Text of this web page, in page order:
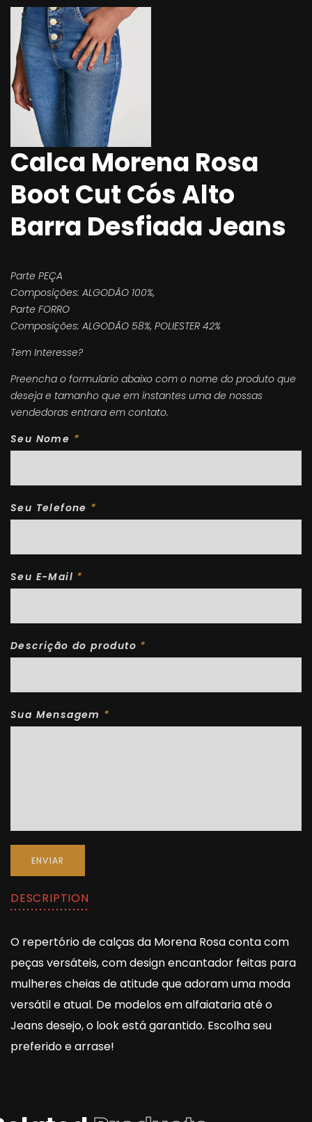
Calca Morena Rosa
Boot Cut Cós Alto
Barra Desfiada Jeans
Parte PEÇA
Composições: ALGODÃO 100%,
Parte FORRO
Composições: ALGODÃO 58%, POLIESTER 42%
Tem Interesse?
Preencha o formulario abaixo com o nome do produto que
deseja e tamanho que em instantes uma de nossas
vendedoras entrara em contato.
Seu Nome *
Seu Telefone *
Seu E-Mail *
Descrição do produto *
Sua Mensagem *
ENVIAR
DESCRIPTION
O repertório de calças da Morena Rosa conta com
peças versáteis, com design encantador feitas para
mulheres cheias de atitude que adoram uma moda
versátil e atual. De modelos em alfaiataria até o
Jeans desejo, o look está garantido. Escolha seu
preferido e arrase!